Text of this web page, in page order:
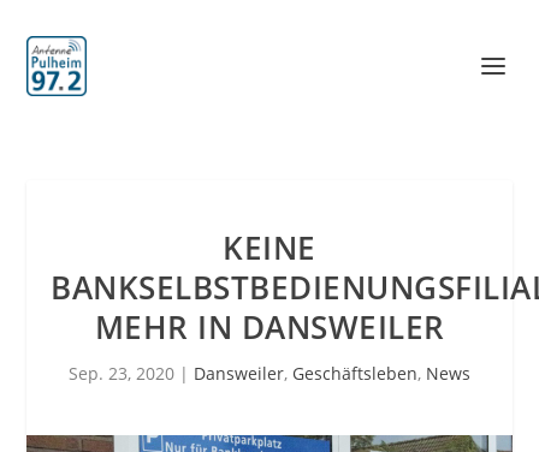
KEINE
MEHR IN DANSWEILER
Sep. 23, 2020 | Dansweiler, Geschäftsleben, News